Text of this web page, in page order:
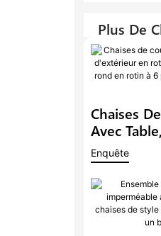
Plus De
Chaises
Avec
D'extérieur
Ensemble
Rond En
Jardin
Enquête